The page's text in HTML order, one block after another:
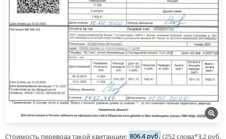
Стоимость перевода такой квитанции: 806.4 руб. (252 слова*3.2 руб.